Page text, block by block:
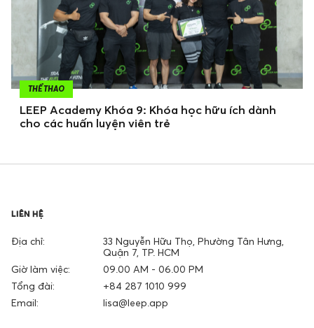
THỂ THAO
LEEP Academy Khóa 9: Khóa học hữu ích dành
cho các huấn luyện viên trẻ
LIÊN HỆ
Địa chỉ:
33 Nguyễn Hữu Thọ, Phường Tân Hưng,
Quận 7, TP. HCM
Giờ làm việc:
09.00 AM - 06.00 PM
Tổng đài:
+84 287 1010 999
Email:
lisa@leep.app